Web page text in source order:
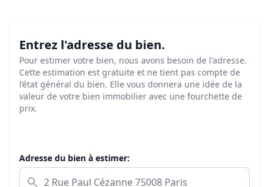
Entrez l'adresse du bien.
Pour estimer votre bien, nous avons besoin de l'adresse.
Cette estimation est gratuite et ne tient pas compte de
l’état général du bien. Elle vous donnera une idée de la
valeur de votre bien immobilier avec une fourchette de
prix.
Adresse du bien à estimer: